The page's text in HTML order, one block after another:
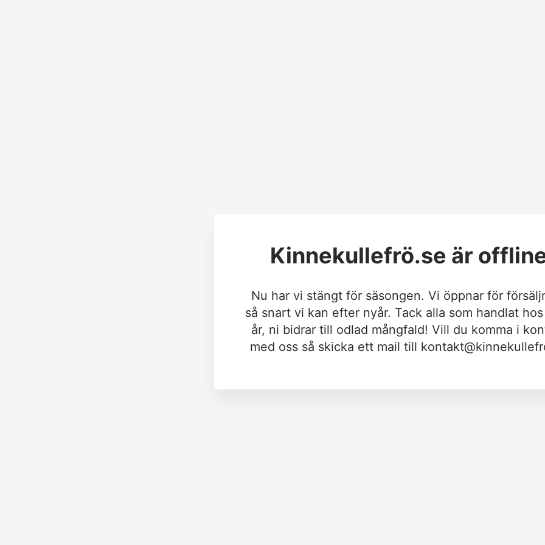
Kinnekullefrö.se är
Nu har vi stängt för säsongen. Vi öppnar för
så snart vi kan efter nyår. Tack alla som handlat
år, ni bidrar till odlad mångfald! Vill du komma i
med oss så skicka ett mail till